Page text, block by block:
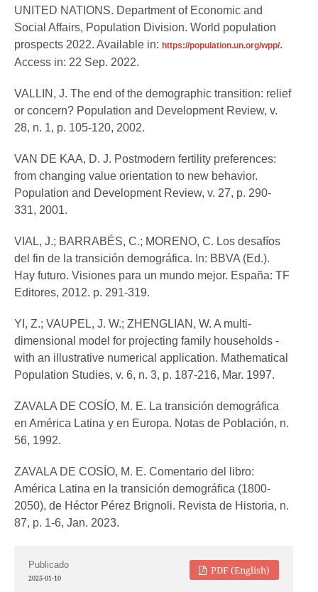
UNITED NATIONS. Department of Economic and
Social Affairs, Population Division. World population
prospects 2022. Available in: https://population.un.org/wpp/.
Access in: 22 Sep. 2022.
VALLIN, J. The end of the demographic transition: relief
or concern? Population and Development Review, v.
28, n. 1, p. 105-120, 2002.
VAN DE KAA, D. J. Postmodern fertility preferences:
from changing value orientation to new behavior.
Population and Development Review, v. 27, p. 290-
331, 2001.
VIAL, J.; BARRABÉS, C.; MORENO, C. Los desafíos
del fin de la transición demográfica. In: BBVA (Ed.).
Hay futuro. Visiones para un mundo mejor. España: TF
Editores, 2012. p. 291-319.
YI, Z.; VAUPEL, J. W.; ZHENGLIAN, W. A multi-
dimensional model for projecting family households -
with an illustrative numerical application. Mathematical
Population Studies, v. 6, n. 3, p. 187-216, Mar. 1997.
ZAVALA DE COSÍO, M. E. La transición demográfica
en América Latina y en Europa. Notas de Población, n.
56, 1992.
ZAVALA DE COSÍO, M. E. Comentario del libro:
América Latina en la transición demográfica (1800-
2050), de Héctor Pérez Brignoli. Revista de Historia, n.
87, p. 1-6, Jan. 2023.
PDF (English)
Publicado
2025-01-10